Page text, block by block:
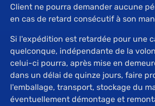
Client ne pourra demander aucune
en cas de retard consécutif à son
Si l'expédition est retardée pour une
quelconque, indépendante de la
celui-ci pourra, après mise en
dans un délai de quinze jours, faire
l'emballage, transport, stockage du
éventuellement démontage et